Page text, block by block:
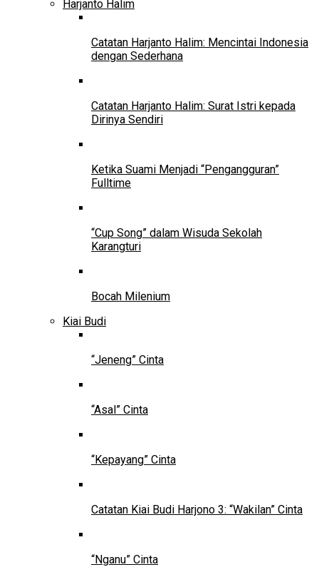
Harjanto Halim
Catatan Harjanto Halim: Mencintai Indonesia
dengan Sederhana
Catatan Harjanto Halim: Surat Istri kepada
Dirinya Sendiri
Ketika Suami Menjadi “Pengangguran”
Fulltime
“Cup Song” dalam Wisuda Sekolah
Karangturi
Bocah Milenium
Kiai Budi
“Jeneng” Cinta
“Asal” Cinta
“Kepayang” Cinta
Catatan Kiai Budi Harjono 3: “Wakilan” Cinta
“Nganu” Cinta